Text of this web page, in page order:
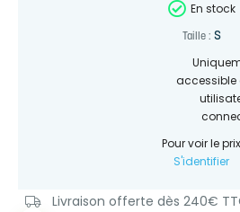
En stock
Taille : S
accessible
Pour voir le prix
S'identifier
Livraison offerte dès 240€